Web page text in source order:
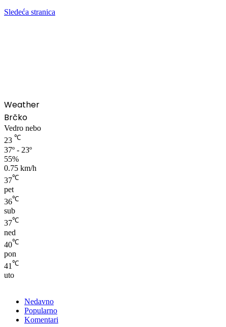
Sledeća stranica
Weather
Brčko
Vedro nebo
23 ℃
37º - 23º
55%
0.75 km/h
37℃
pet
36℃
sub
37℃
ned
40℃
pon
41℃
uto
Nedavno
Popularno
Komentari